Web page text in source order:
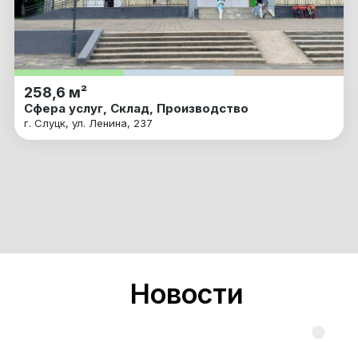
258,6 м²
Сфера услуг, Склад, Производство
г. Слуцк, ул. Ленина, 237
Новости